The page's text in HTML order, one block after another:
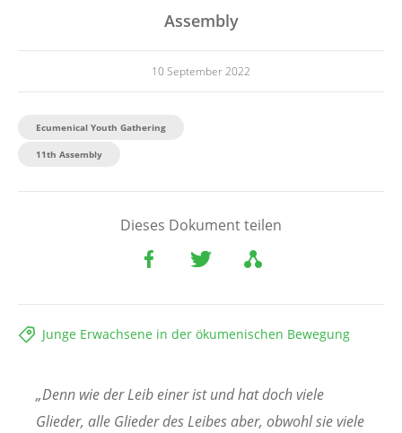
Assembly
10 September 2022
Ecumenical Youth Gathering
11th Assembly
Dieses Dokument teilen
Junge Erwachsene in der ökumenischen Bewegung
„Denn wie der Leib einer ist und hat doch viele
Glieder, alle Glieder des Leibes aber, obwohl sie viele